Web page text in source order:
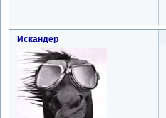
Искандер